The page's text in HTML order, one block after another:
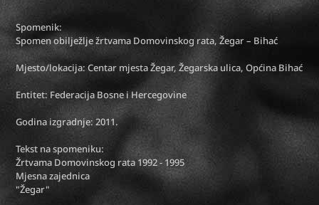
Spomenik:
Spomen obilježlje žrtvama Domovinskog rata, Žegar – Bihać
Mjesto/lokacija: Centar mjesta Žegar, Žegarska ulica, Općina Bihać
Entitet: Federacija Bosne i Hercegovine
Godina izgradnje: 2011.
Tekst na spomeniku:
Žrtvama Domovinskog rata 1992 - 1995
Mjesna zajednica
"Žegar"